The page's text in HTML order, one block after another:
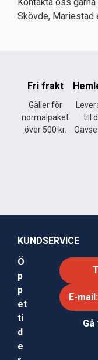
Kontakta oss
Skövde, Mariestad
Fri frakt
Gäller för
normalpaket
över 500 kr.
till
KUNDSERVICE
Ö
p
p
et
ti
d
e
E-